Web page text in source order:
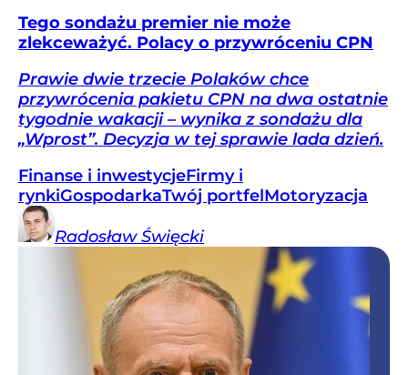
Tego sondażu premier nie może
zlekceważyć. Polacy o przywróceniu CPN
Prawie dwie trzecie Polaków chce
przywrócenia pakietu CPN na dwa ostatnie
tygodnie wakacji – wynika z sondażu dla
„Wprost”. Decyzja w tej sprawie lada dzień.
Finanse i inwestycjeFirmy i
rynkiGospodarkaTwój portfelMotoryzacja
Radosław Święcki